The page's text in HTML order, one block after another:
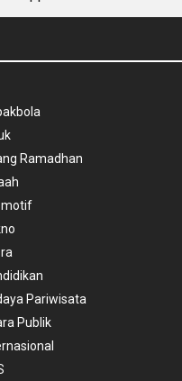
Ramadhan
Pariwisata
Publik